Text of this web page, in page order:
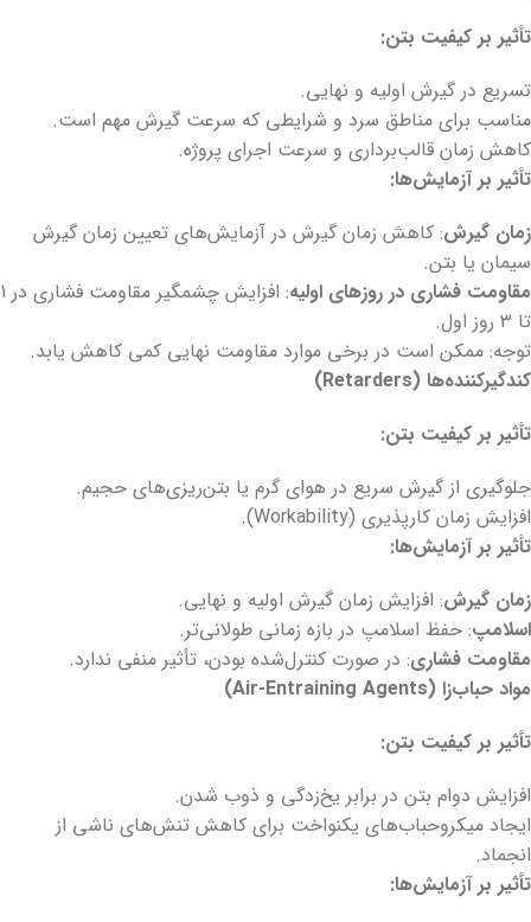
تأثیر بر کیفیت بتن:
تسریع در گیرش اولیه و نهایی.
مناسب برای مناطق سرد و شرایطی که سرعت گیرش مهم است.
کاهش زمان قالب‌برداری و سرعت اجرای پروژه.
تأثیر بر آزمایش‌ها:
زمان گیرش: کاهش زمان گیرش در آزمایش‌های تعیین زمان گیرش
سیمان یا بتن.
مقاومت فشاری در روزهای اولیه
: افزایش چشمگیر مقاومت فشاری در 1
تا 3 روز اول.
توجه: ممکن است در برخی موارد مقاومت نهایی کمی کاهش یابد.
کندگیرکننده‌ها (Retarders)
تأثیر بر کیفیت بتن:
جلوگیری از گیرش سریع در هوای گرم یا بتن‌ریزی‌های حجیم.
افزایش زمان کارپذیری (Workability).
تأثیر بر آزمایش‌ها:
زمان گیرش: افزایش زمان گیرش اولیه و نهایی.
اسلامپ: حفظ اسلامپ در بازه زمانی طولانی‌تر.
مقاومت فشاری: در صورت کنترل‌شده بودن، تأثیر منفی ندارد.
مواد حباب‌زا (Air-Entraining Agents)
تأثیر بر کیفیت بتن:
افزایش دوام بتن در برابر یخ‌زدگی و ذوب شدن.
ایجاد میکروحباب‌های یکنواخت برای کاهش تنش‌های ناشی از
انجماد.
تأثیر بر آزمایش‌ها: